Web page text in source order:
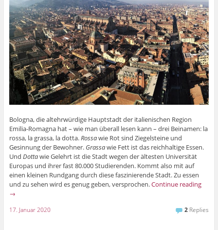
Bologna, die altehrwürdige Hauptstadt der italienischen Region
Emilia-Romagna hat – wie man überall lesen kann – drei Beinamen: la
rossa, la grassa, la dotta.Rossawie Rot sind Ziegelsteine und
Gesinnung der Bewohner. Grassawie Fett ist das reichhaltige Essen.
Und Dottawie Gelehrt ist die Stadt wegen der ältesten Universität
Europas und ihrer fast 80.000 Studierenden. Kommt also mit auf
einen kleinen Rundgang durch diese faszinierende Stadt. Zu essen
und zu sehen wird es genug geben, versprochen.Continue reading
→
17. Januar 2020 2 Replies